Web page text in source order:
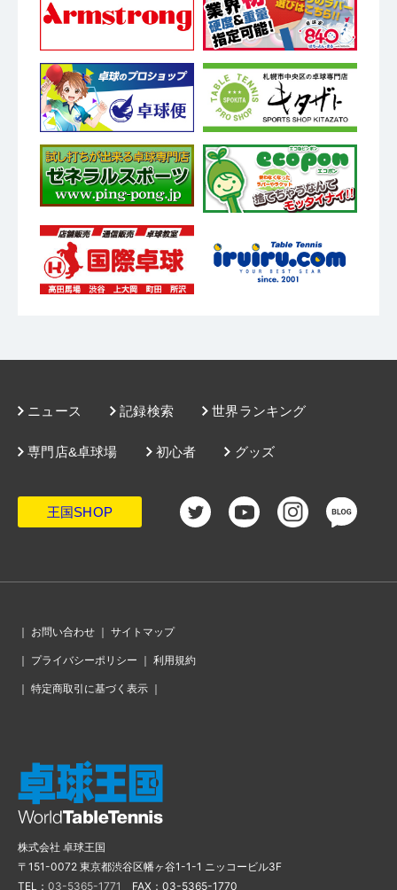
ニュース 記録検索 世界ランキング
グッズ
専門店&卓球場 初心者
王国SHOP
｜ お問い合わせ ｜ サイトマップ
｜ プライバシーポリシー ｜ 利用規約
｜ 特定商取引に基づく表示 ｜
株式会社 卓球王国
〒151-0072 東京都渋谷区幡ヶ谷1-1-1 ニッコービル3F
TEL： 03-5365-1771 FAX：03-5365-1770